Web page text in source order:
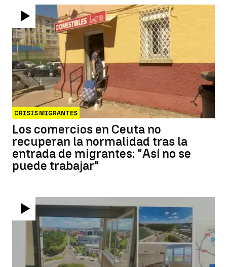
CRISIS MIGRANTES
Los comercios en Ceuta no
recuperan la normalidad tras la
entrada de migrantes: "Así no se
puede trabajar"